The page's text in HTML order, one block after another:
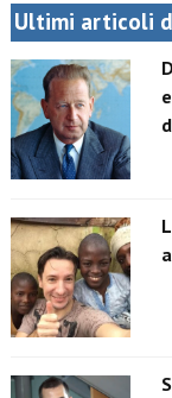
Ultimi articoli